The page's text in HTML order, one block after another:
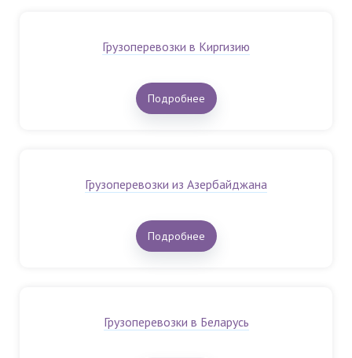
Грузоперевозки в Киргизию
Подробнее
Грузоперевозки из Азербайджана
Подробнее
Грузоперевозки в Беларусь